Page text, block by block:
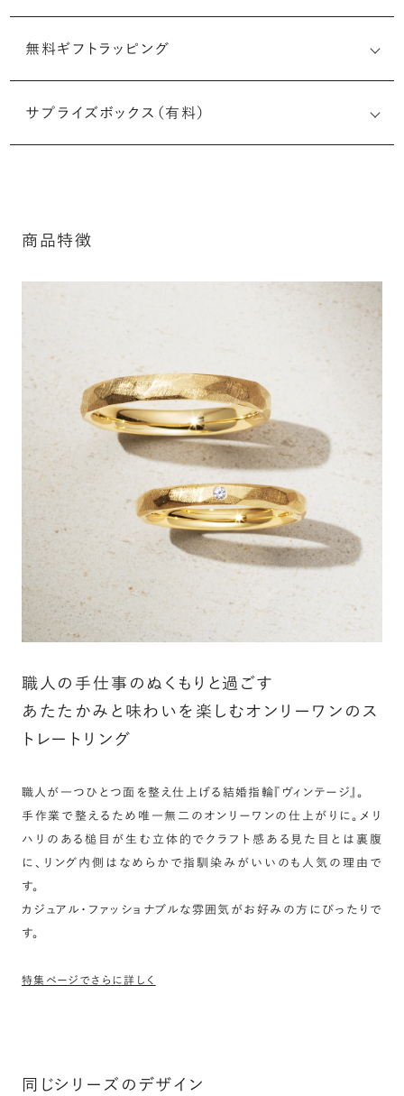
刻印メッセージ：半角英数字20文字まで刻印可能
ルなメッセージを無料で刻印することができます。注文前だ
けでなく購入後の刻印も、リングに初めて施す初回の刻印
シークレットストーン：指輪の内側に留める宝石のこ
指輪の内側に、誕生石やピンクダイヤモンドなど、お好みの
宝石を選んでセッティングすることができます。ショッピング
カート画面で、お好みの宝石をお選びください (有料)。
詳しく見る
無料ギフトラッピング
サプライズボックス（有料）
商品特徴
職人の手仕事のぬくもりと過ごす
あたたかみと味わいを楽しむオンリーワンのス
トレートリング
職人が一つひとつ面を整え仕上げる結婚指輪『ヴィンテージ』。
手作業で整えるため唯一無二のオンリーワンの仕上がりに。メリ
ハリのある槌目が生む立体的でクラフト感ある見た目とは裏腹
に、リング内側はなめらかで指馴染みがいいのも人気の理由で
す。
カジュアル・ファッショナブルな雰囲気がお好みの方にぴったりで
す。
特集ページでさらに詳しく
同じシリーズのデザイン